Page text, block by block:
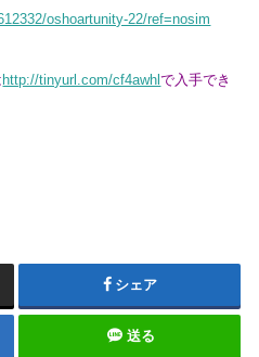
oshoartunity-22/ref=nosim
http://tinyurl.com/cf4awhlで入手でき
シェア
送る